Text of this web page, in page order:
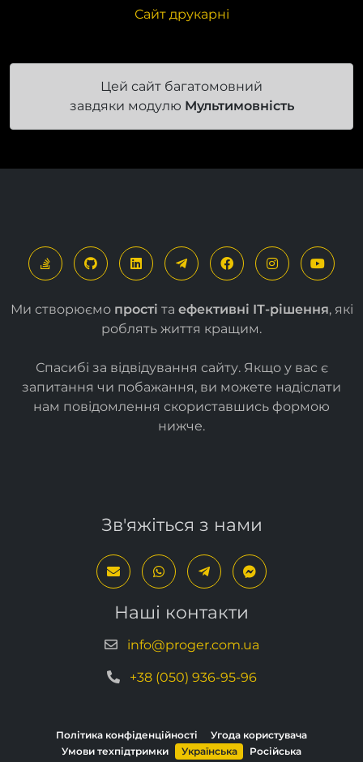
Сайт друкарні
Цей сайт багатомовний
завдяки модулю Мультимовність
Ми створюємо прості та ефективні ІТ-рішення, які
роблять життя кращим.
Спасибі за відвідування сайту. Якщо у вас є
запитання чи побажання, ви можете надіслати
нам повідомлення скориставшись формою
нижче.
Зв'яжіться з нами
Наші контакти
info@proger.com.ua
+38 (050) 936-95-96
Політика конфіденційності
Угода користувача
Умови техпідтримки
Українська Російська